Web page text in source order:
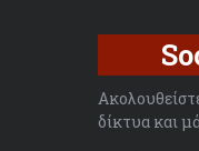
δίκτυα και